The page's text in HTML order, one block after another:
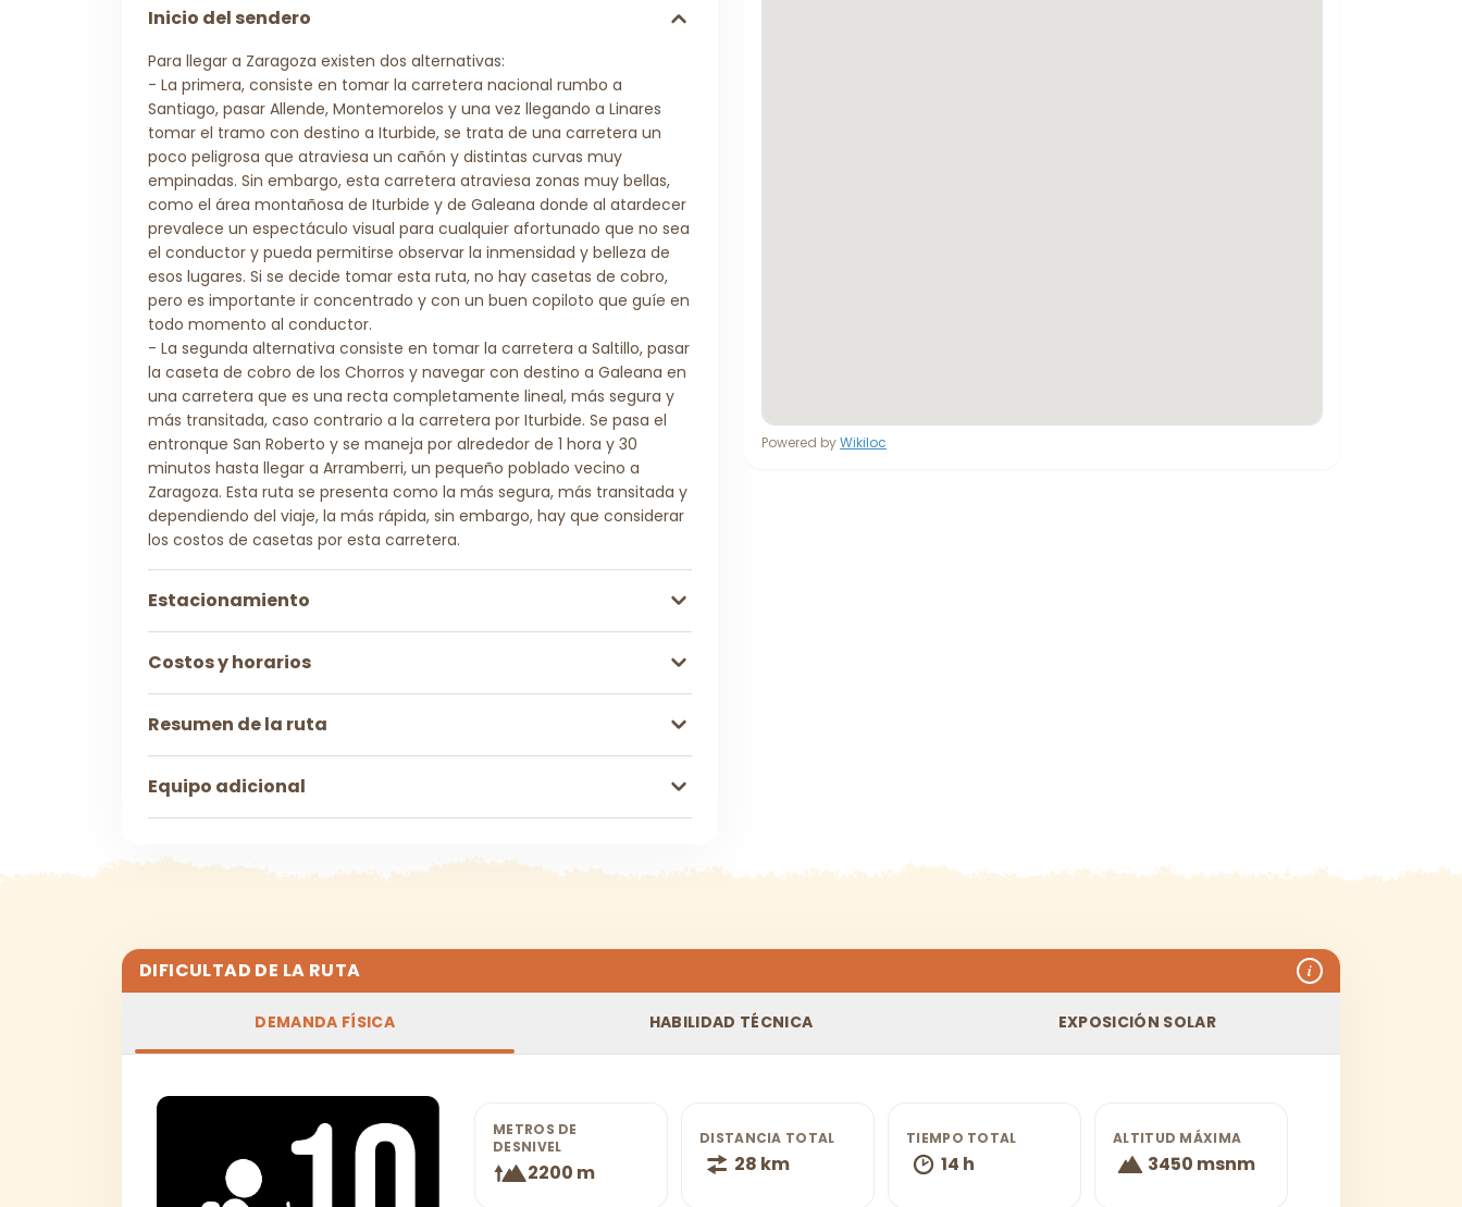
Inicio del sendero
Para llegar a Zaragoza existen dos alternativas:
- La primera, consiste en tomar la carretera nacional rumbo a
Santiago, pasar Allende, Montemorelos y una vez llegando a Linares
tomar el tramo con destino a Iturbide, se trata de una carretera un
poco peligrosa que atraviesa un cañón y distintas curvas muy
empinadas. Sin embargo, esta carretera atraviesa zonas muy bellas,
como el área montañosa de Iturbide y de Galeana donde al atardecer
prevalece un espectáculo visual para cualquier afortunado que no sea
el conductor y pueda permitirse observar la inmensidad y belleza de
esos lugares. Si se decide tomar esta ruta, no hay casetas de cobro,
pero es importante ir concentrado y con un buen copiloto que guíe en
todo momento al conductor.
- La segunda alternativa consiste en tomar la carretera a Saltillo, pasar
la caseta de cobro de los Chorros y navegar con destino a Galeana en
una carretera que es una recta completamente lineal, más segura y
más transitada, caso contrario a la carretera por Iturbide. Se pasa el
entronque San Roberto y se maneja por alrededor de 1 hora y 30
minutos hasta llegar a Arramberri, un pequeño poblado vecino a
Zaragoza. Esta ruta se presenta como la más segura, más transitada y
dependiendo del viaje, la más rápida, sin embargo, hay que considerar
los costos de casetas por esta carretera.
Estacionamiento
Costos y horarios
Resumen de la ruta
Equipo adicional
Powered byWikiloc
DIFICULTAD DE LA RUTA i
DEMANDA FÍSICA HABILIDAD TÉCNICA EXPOSICIÓN SOLAR
METROS DE
DESNIVEL
2200 m
DISTANCIA TOTAL
28 km
TIEMPO TOTAL
14 h
ALTITUD MÁXIMA
3450 msnm